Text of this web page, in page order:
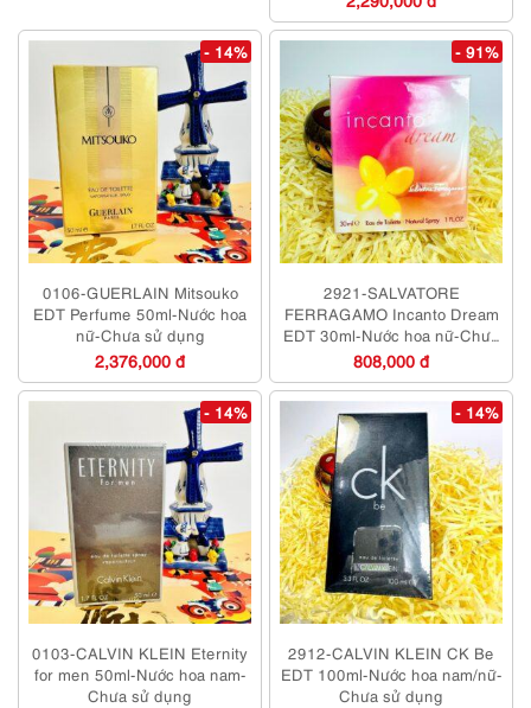
- 14%
0106-GUERLAIN Mitsouko
EDT Perfume 50ml-Nước hoa
nữ-Chưa sử dụng
2,376,000 đ
- 91%
2921-SALVATORE
FERRAGAMO Incanto Dream
EDT 30ml-Nước hoa nữ-Chưa
sử dụng
808,000 đ
- 14%
0103-CALVIN KLEIN Eternity
for men 50ml-Nước hoa nam-
Chưa sử dụng
- 14%
2912-CALVIN KLEIN CK Be
EDT 100ml-Nước hoa nam/nữ-
Chưa sử dụng